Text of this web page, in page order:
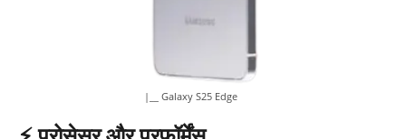
|__ Galaxy S25 Edge